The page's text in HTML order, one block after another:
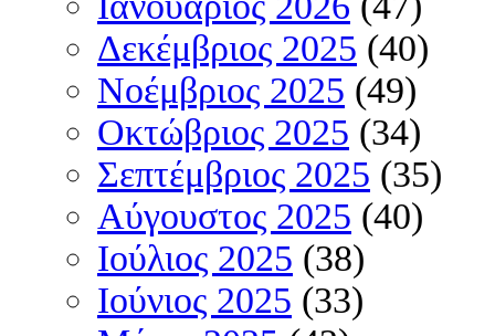
Δεκέμβριος 2025 (40)
Νοέμβριος 2025 (49)
Οκτώβριος 2025 (34)
Σεπτέμβριος 2025 (35)
Αύγουστος 2025 (40)
Ιούλιος 2025 (38)
Ιούνιος 2025 (33)